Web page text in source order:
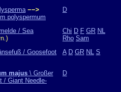
−−>
polyspermum
D
/ Sea
Chi D F GR NL
Rho Sam
/ Goosefoot
A D GR NL S
majus \ Großer
/ Giant Needle-
D